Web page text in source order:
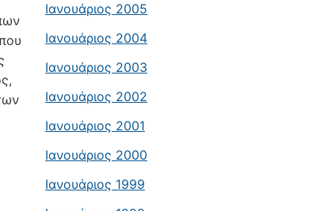
Ιανουάριος 2005
Ιανουάριος 2004
Ιανουάριος 2003
Ιανουάριος 2002
Ιανουάριος 2001
Ιανουάριος 2000
Ιανουάριος 1999